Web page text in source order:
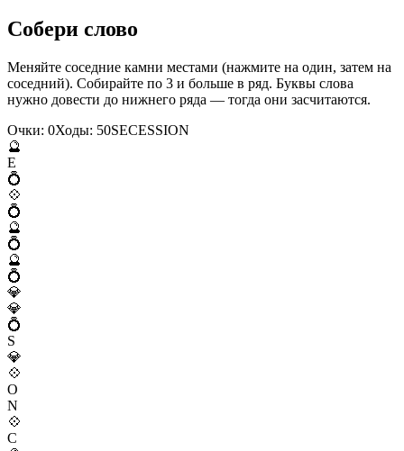
Собери слово
Меняйте соседние камни местами (нажмите на один, затем на
соседний). Собирайте по 3 и больше в ряд. Буквы слова
нужно довести до нижнего ряда — тогда они засчитаются.
Очки: 0Ходы: 50SECESSION
🔮
E
💍
💠
💍
🔮
💍
🔮
💍
💎
💎
💍
S
💎
💠
O
N
💠
C